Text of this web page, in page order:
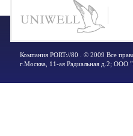
Компания PORT://80 . © 2009 Все
г.Москва 11-ая Радиальная д.2; ООО